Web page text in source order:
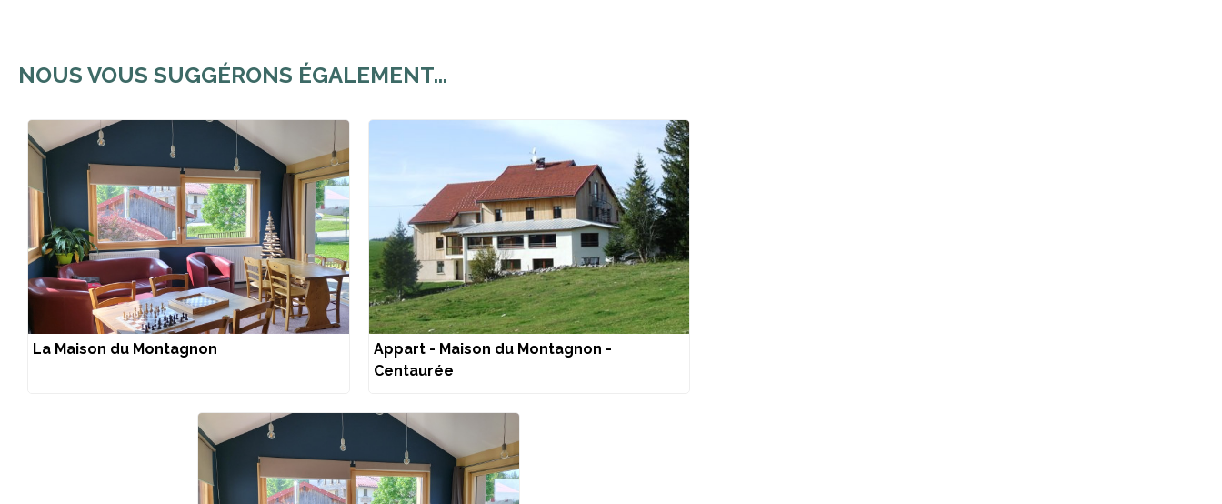
NOUS VOUS SUGGÉRONS ÉGALEMENT...
La Maison du Montagnon
Appart - Maison du Montagnon -
Centaurée